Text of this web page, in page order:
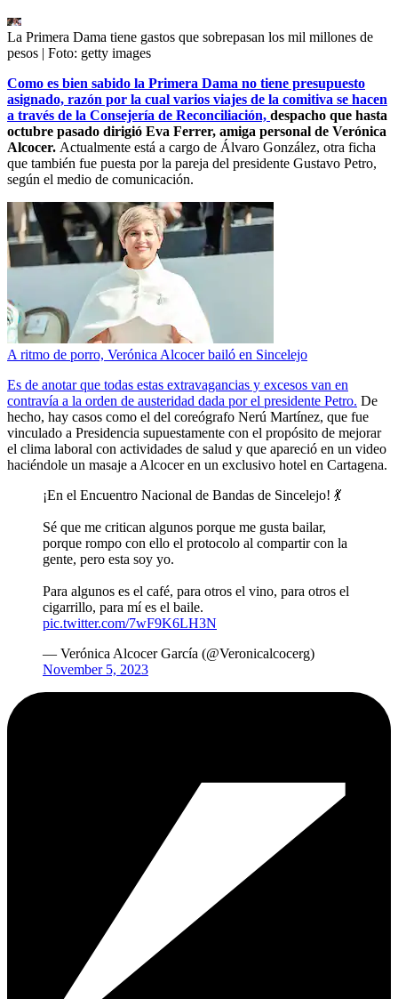
La Primera Dama tiene gastos que sobrepasan los mil millones de
pesos | Foto: getty images
Como es bien sabido la Primera Dama no tiene presupuesto
asignado, razón por la cual varios viajes de la comitiva se hacen
a través de la Consejería de Reconciliación, despacho que hasta
octubre pasado dirigió Eva Ferrer, amiga personal de Verónica
Alcocer. Actualmente está a cargo de Álvaro González, otra ficha
que también fue puesta por la pareja del presidente Gustavo Petro,
según el medio de comunicación.
A ritmo de porro, Verónica Alcocer bailó en Sincelejo
Es de anotar que todas estas extravagancias y excesos van en
contravía a la orden de austeridad dada por el presidente Petro. De
hecho, hay casos como el del coreógrafo Nerú Martínez, que fue
vinculado a Presidencia supuestamente con el propósito de mejorar
el clima laboral con actividades de salud y que apareció en un video
haciéndole un masaje a Alcocer en un exclusivo hotel en Cartagena.
¡En el Encuentro Nacional de Bandas de Sincelejo! 💃
Sé que me critican algunos porque me gusta bailar,
porque rompo con ello el protocolo al compartir con la
gente, pero esta soy yo.
Para algunos es el café, para otros el vino, para otros el
cigarrillo, para mí es el baile.
pic.twitter.com/7wF9K6LH3N
— Verónica Alcocer García (@Veronicalcocerg)
November 5, 2023